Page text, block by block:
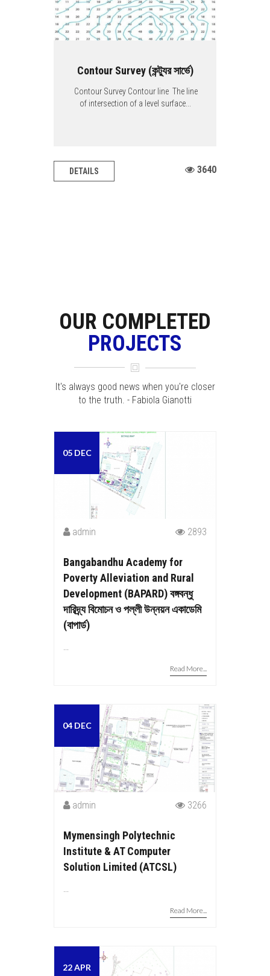
Contour Survey (কন্ট্যুর সার্ভে)
Contour Survey Contour line The line
of intersection of a level surface...
DETAILS 3640
OUR COMPLETED
PROJECTS
It's always good news when you're closer
to the truth. - Fabiola Gianotti
05 DEC
admin 2893
Bangabandhu Academy for
Poverty Alleviation and Rural
Development (BAPARD) বঙ্গবন্ধু
দারিদ্র্য বিমোচন ও পল্লী উন্নয়ন একাডেমি
(বাপার্ড)
...
Read More...
04 DEC
admin 3266
Mymensingh Polytechnic
Institute & AT Computer
Solution Limited (ATCSL)
...
Read More...
22 APR